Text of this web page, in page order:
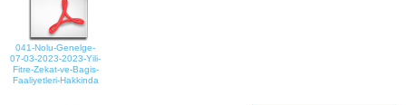
041-Nolu-Genelge-
07-03-2023-2023-Yili-
Fitre-Zekat-ve-Bagis-
Faaliyetleri-Hakkinda